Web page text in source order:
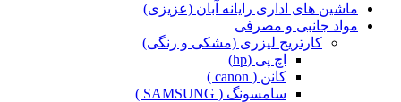
ماشین های اداری رایانه آبان (عزیزی)
مواد جانبی و مصرفی
کارتریج لیزری (مشکی و رنگی)
اچ پی (hp)
کانن ( canon )
سامسونگ ( SAMSUNG )